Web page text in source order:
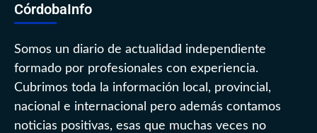
CórdobaInfo
Somos un diario de actualidad independiente
formado por profesionales con experiencia.
Cubrimos toda la información local, provincial,
nacional e internacional pero además contamos
noticias positivas, esas que muchas veces no